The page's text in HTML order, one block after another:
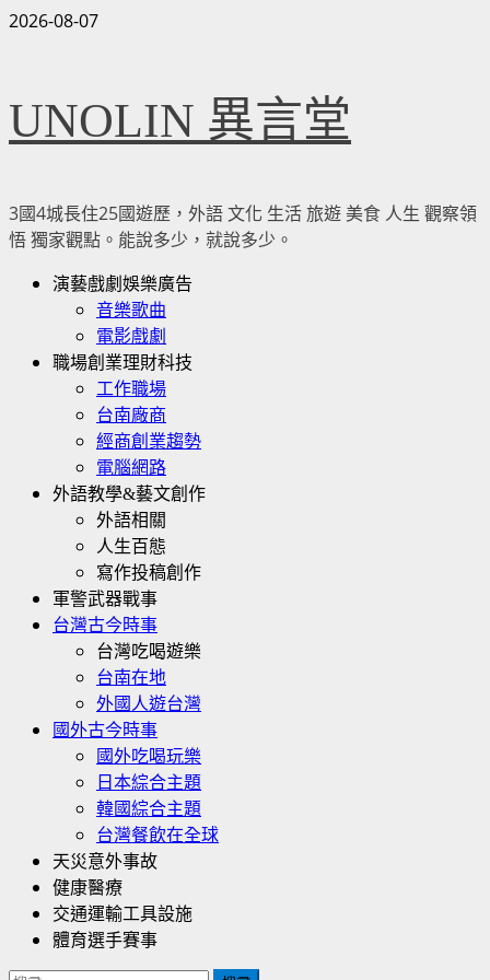
Skip
2026-08-07
UNOLIN 異言堂
3國4城長住25國遊歷，外語 文化 生活 旅遊 美食 人生 觀察領
悟 獨家觀點。能說多少，就說多少。
Primary演藝戲劇娛樂廣告
音樂歌曲
電影戲劇
職場創業理財科技
工作職場
台南廠商
經商創業趨勢
電腦網路
外語教學&藝文創作
外語相關
人生百態
寫作投稿創作
軍警武器戰事
台灣古今時事
台灣吃喝遊樂
台南在地
外國人遊台灣
國外古今時事
國外吃喝玩樂
日本綜合主題
韓國綜合主題
台灣餐飲在全球
天災意外事故
健康醫療
交通運輸工具設施
體育選手賽事